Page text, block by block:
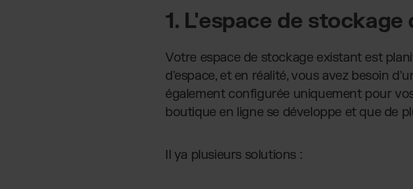
1. L'espace de
Votre espace de stockage existant est
d'espace, et en réalité, vous avez besoin
également configurée uniquement pour
boutique en ligne se développe et que de
Il ya plusieurs solutions :